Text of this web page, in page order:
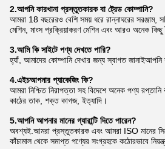
2.আপনি কারখানা প্রস্তুতকারক বা ট্রেড কোম্পানি?
আমরা 18 বছরেরও বেশি সময় ধরে রান্নাঘরের সরঞ্জাম,
মেশিন, মাংস প্রক্রিয়াকরণ মেশিন এবং আরও অনেক কিছু
3.আমি কি সাইটে পণ্য দেখতে পারি?
হ্যাঁ, আমাদের কোম্পানি দেখার জন্য স্বাগত জানাইআপনি
4.এইচআপনার প্যাকেজিং কি?
আমরা নিশ্চিত নিরাপত্তা সহ বিদেশে অনেক পণ্য
কাঠের তাক, শক্ত কাগজ, ইত্যাদি।
5.আপনি আপনার মানের গ্যারান্টি দিতে পারেন?
অবশ্যই.আমরা প্রস্তুতকারক এবং আমরা ISO মানের
কাঁচামাল থেকে সমাপ্ত পণ্যের সংগ্রহকে কঠোরভাবে